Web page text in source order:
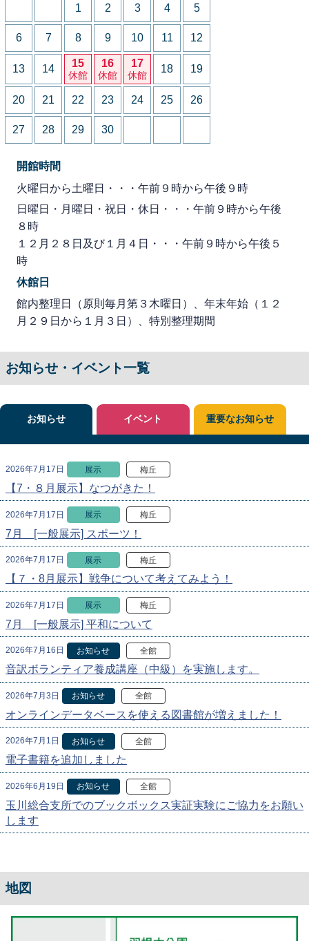
1 2 3 4 5
6 7 8 9 10 11 12
13 14 15
休館
16
休館
17
休館
18 19
20 21 22 23 24 25 26
27 28 29 30
開館時間
火曜日から土曜日・・・午前９時から午後９時
日曜日・月曜日・祝日・休日・・・午前９時から午後
８時
１２月２８日及び１月４日・・・午前９時から午後５
時
休館日
館内整理日（原則毎月第３木曜日）、年末年始（１２
月２９日から１月３日）、特別整理期間
お知らせ・イベント一覧
お知らせ
2026年7月17日 展示 梅丘
【7・８月展示】なつがきた！
2026年7月17日 展示 梅丘
7月 [一般展示] スポーツ！
2026年7月17日 展示 梅丘
【７・8月展示】戦争について考えてみよう！
2026年7月17日 展示 梅丘
7月 [一般展示] 平和について
2026年7月16日 お知らせ 全館
音訳ボランティア養成講座（中級）を実施します。
2026年7月3日 お知らせ 全館
オンラインデータベースを使える図書館が増えました！
2026年7月1日 お知らせ 全館
電子書籍を追加しました
2026年6月19日 お知らせ 全館
玉川総合支所でのブックボックス実証実験にご協力をお願い
します
イベント 重要なお知らせ
地図